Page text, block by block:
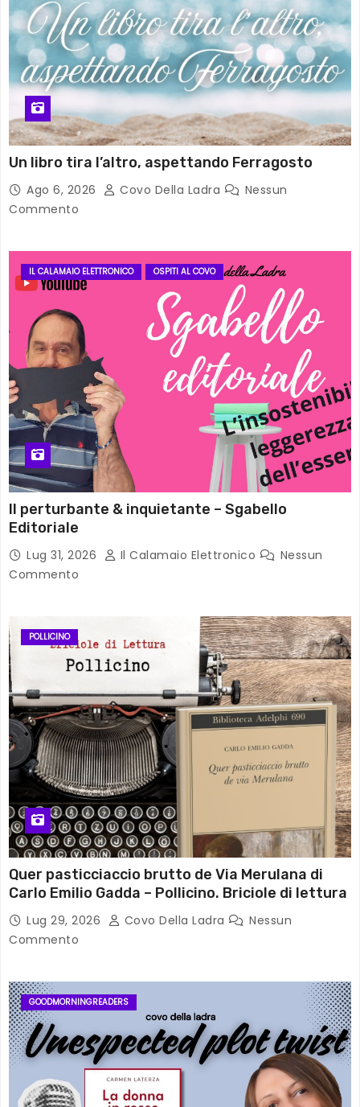
Un libro tira l’altro, aspettando Ferragosto
Ago 6, 2026 Covo Della Ladra
Nessun
Commento
IL CALAMAIO ELETTRONICO OSPITI AL COVO
Il perturbante & inquietante – Sgabello
Editoriale
Lug 31, 2026 Il Calamaio Elettronico
Nessun
Commento
POLLICINO
Quer pasticciaccio brutto de Via Merulana di
Carlo Emilio Gadda – Pollicino. Briciole di lettura
Lug 29, 2026 Covo Della Ladra
Nessun
Commento
GOODMORNINGREADERS